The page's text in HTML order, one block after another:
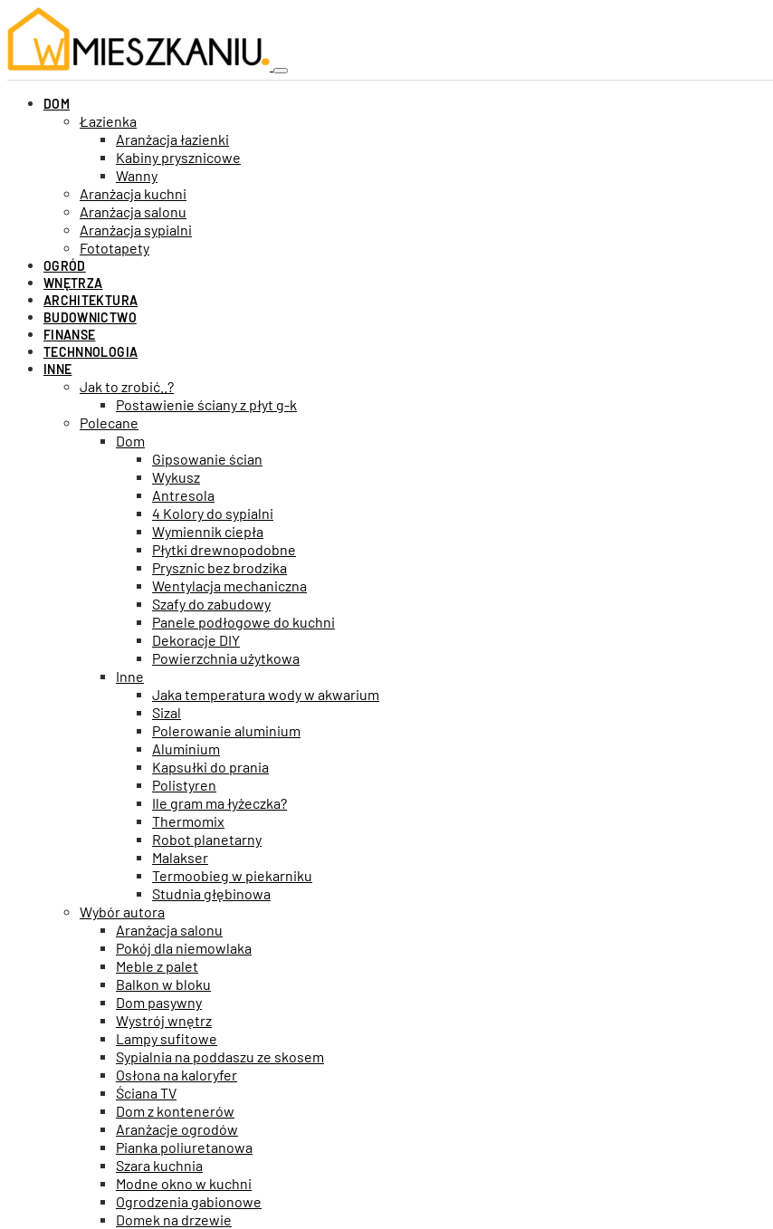
DOM
Łazienka
Aranżacja łazienki
Kabiny prysznicowe
Wanny
Aranżacja kuchni
Aranżacja salonu
Aranżacja sypialni
Fototapety
OGRÓD
WNĘTRZA
ARCHITEKTURA
BUDOWNICTWO
FINANSE
TECHNNOLOGIA
INNE
Jak to zrobić..?
Postawienie ściany z płyt g-k
Polecane
Dom
Gipsowanie ścian
Wykusz
Antresola
4 Kolory do sypialni
Wymiennik ciepła
Płytki drewnopodobne
Prysznic bez brodzika
Wentylacja mechaniczna
Szafy do zabudowy
Panele podłogowe do kuchni
Dekoracje DIY
Powierzchnia użytkowa
Inne
Jaka temperatura wody w akwarium
Sizal
Polerowanie aluminium
Aluminium
Kapsułki do prania
Polistyren
Ile gram ma łyżeczka?
Thermomix
Robot planetarny
Malakser
Termoobieg w piekarniku
Studnia głębinowa
Wybór autora
Aranżacja salonu
Pokój dla niemowlaka
Meble z palet
Balkon w bloku
Dom pasywny
Wystrój wnętrz
Lampy sufitowe
Sypialnia na poddaszu ze skosem
Osłona na kaloryfer
Ściana TV
Dom z kontenerów
Aranżacje ogrodów
Pianka poliuretanowa
Szara kuchnia
Modne okno w kuchni
Ogrodzenia gabionowe
Domek na drzewie